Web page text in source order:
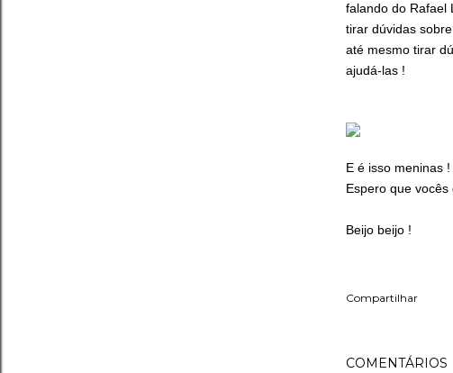
falando do Rafael
tirar dúvidas
até mesmo tirar
ajudá-las !
E é isso meninas !
Espero que
Beijo beijo !
Compartilhar
COMENTÁRIOS